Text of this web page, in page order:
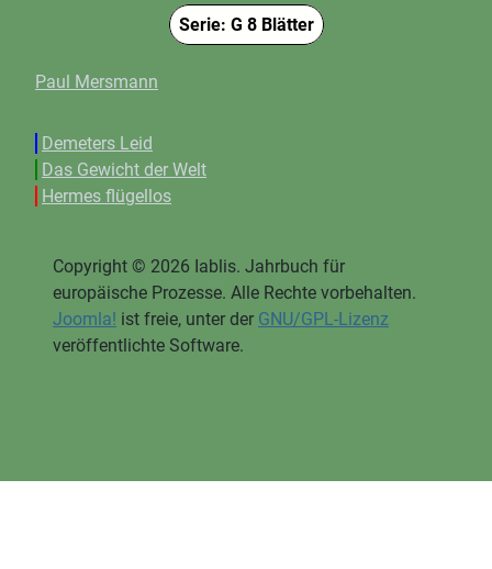
Serie: G 8 Blätter
Paul Mersmann
Demeters Leid
Das Gewicht der Welt
Hermes flügellos
Copyright © 2026 Iablis. Jahrbuch für
europäische Prozesse. Alle Rechte vorbehalten.
Joomla! ist freie, unter der GNU/GPL-Lizenz
veröffentlichte Software.